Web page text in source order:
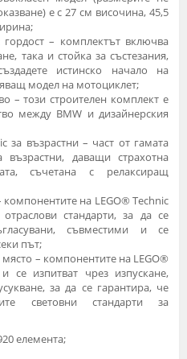
е с 27 см височина, 45,5
гордост – комплектът включва
така и стойка за състезания,
истинско начало на
модел на мотоциклет;
– този строителен комплект е
между BMW и дизайнерския
за възрастни – част от гамата
даващи страхотна
съчетана с релаксиращ
на LEGO® Technic
стандарти, за да се
съвместими и се
път;
– компонентите на LEGO®
се изпитват чрез изпускане,
за да се гарантира, че
световни стандарти за
елемента;